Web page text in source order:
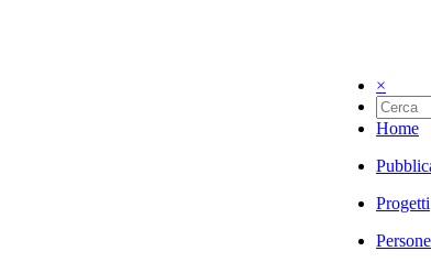
×
Home
Progetti
Persone